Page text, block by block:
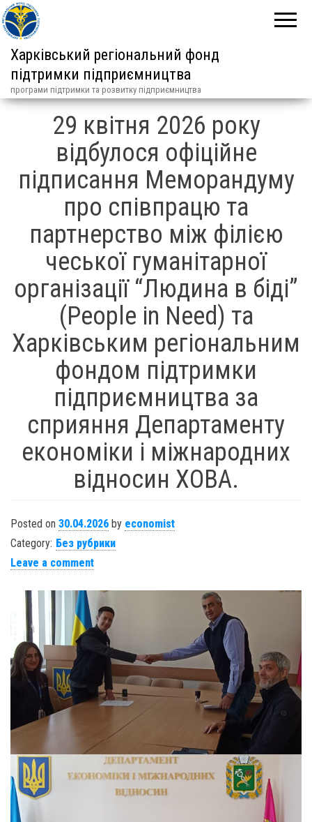
Харківський регіональний фонд
підтримки підприємництва
програми підтримки та розвитку підприємництва
29 квітня 2026 року
відбулося офіційне
підписання Меморандуму
про співпрацю та
партнерство між філією
чеської гуманітарної
організації “Людина в біді”
(People in Need) та
Харківським регіональним
фондом підтримки
підприємництва за
сприяння Департаменту
економіки і міжнародних
відносин ХОВА.
Posted on 30.04.2026 by economist
Category: Без рубрики
Leave a comment